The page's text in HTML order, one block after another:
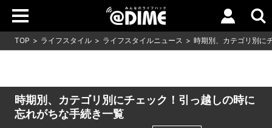
TOP ライフスタイル ライフスタイルニュース 時期別、カテゴリ別に
時期別、カテゴリ別にチェック！引っ越しの時に
忘れがちな手続き一覧